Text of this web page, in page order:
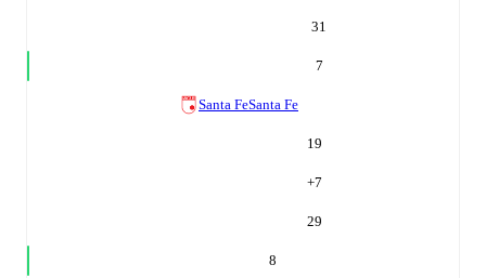
31
7
Santa FeSanta Fe
19
+7
29
8